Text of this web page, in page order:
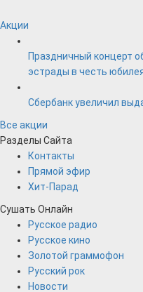
Акции
Праздничный концерт
эстрады в честь
Сбербанк увеличил
Все акции
Разделы Сайта
Контакты
Прямой эфир
Хит-Парад
Сушать Онлайн
Русское радио
Русское кино
Золотой граммофон
Русский рок
Новости